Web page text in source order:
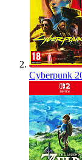
Cyberpunk